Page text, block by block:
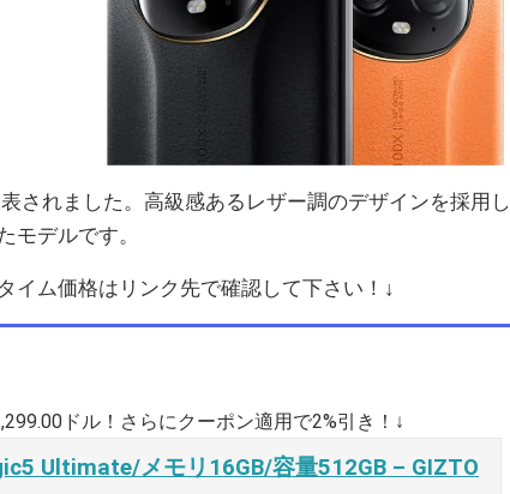
されました。高級感あるレザー調のデザインを採用し
モデルです。
イム価格はリンク先で確認して下さい！↓
ドル！さらにクーポン適用で2%引き！↓
Ultimate/メモリ16GB/容量512GB – GIZTO